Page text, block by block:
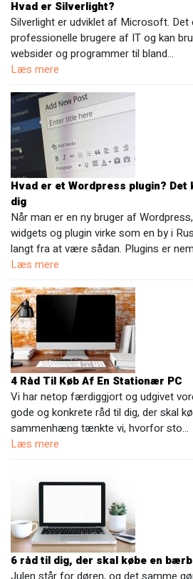
Hvad er Silverlight?
Silverlight er udviklet af Microsoft.
professionelle brugere af IT og kan
websider og programmer til bland…
Læs mere
Hvad er et Wordpress plugin?
dig
Når man er en ny bruger af
widgets og plugin virke som en by i
langt fra at være sådan. Plugins er
Læs mere
4 Råd Til Køb Af En Stationær PC
Vi har netop færdiggjort og udgivet
gode og konkrete råd til dig, der skal
sammenhæng tænkte vi, hvorfor sto…
Læs mere
6 råd til dig, der skal købe en